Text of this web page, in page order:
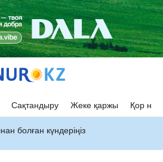
Сақтандыру Жеке қаржы Қор
болған күндеріңіз